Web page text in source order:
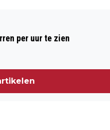
VRACHTWAGEN
per uur te zien